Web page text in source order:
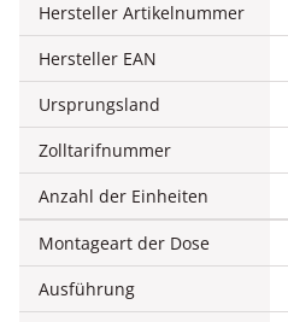
Hersteller Artikelnummer
Hersteller EAN
Ursprungsland
Zolltarifnummer
Anzahl der Einheiten
Montageart der Dose
Ausführung